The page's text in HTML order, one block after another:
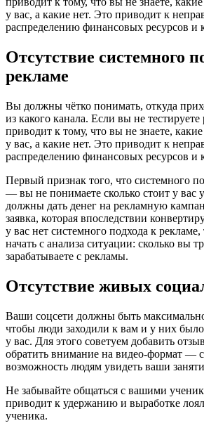
у вас, а какие нет. Это приводит к
распределению финансовых ресурсов и
Отсутствие системного
рекламе
Вы должны чётко понимать, откуда
из какого канала. Если вы не
приводит к тому, что вы не знаете,
у вас, а какие нет. Это приводит к
распределению финансовых ресурсов и
Первый признак того, что системного
— вы не понимаете сколько стоит у вас
должны дать денег на рекламную
заявка, которая впоследствии
у вас нет системного подхода к
начать с анализа ситуации: сколько вы
зарабатываете с рекламы.
Отсутствие живых
Ваши соцсети должны быть
чтобы люди заходили к вам и у них
у вас. Для этого советуем добавить
обратить внимание на видео-формат —
возможность людям увидеть ваши
Не забывайте общаться с вашими
приводит к удержанию и выработке
ученика.